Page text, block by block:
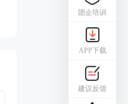
团企培训
APP下载
建议反馈